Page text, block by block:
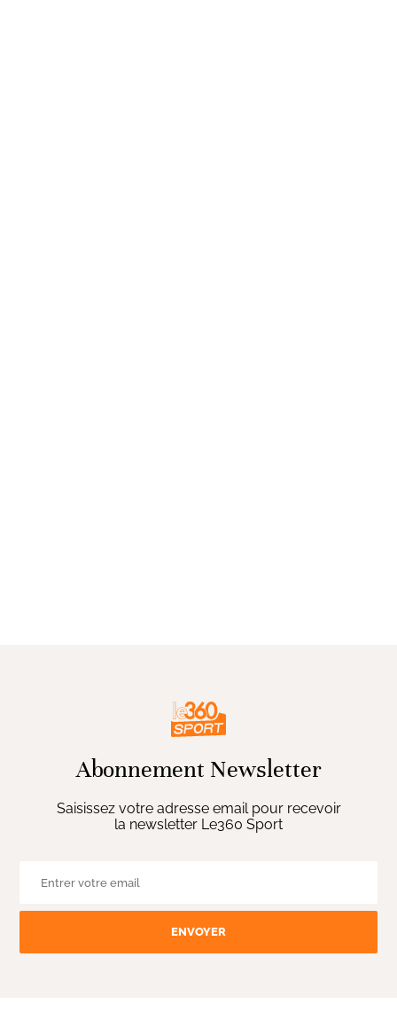
Abonnement Newsletter
Saisissez votre adresse email pour recevoir
la newsletter Le360 Sport
ENVOYER